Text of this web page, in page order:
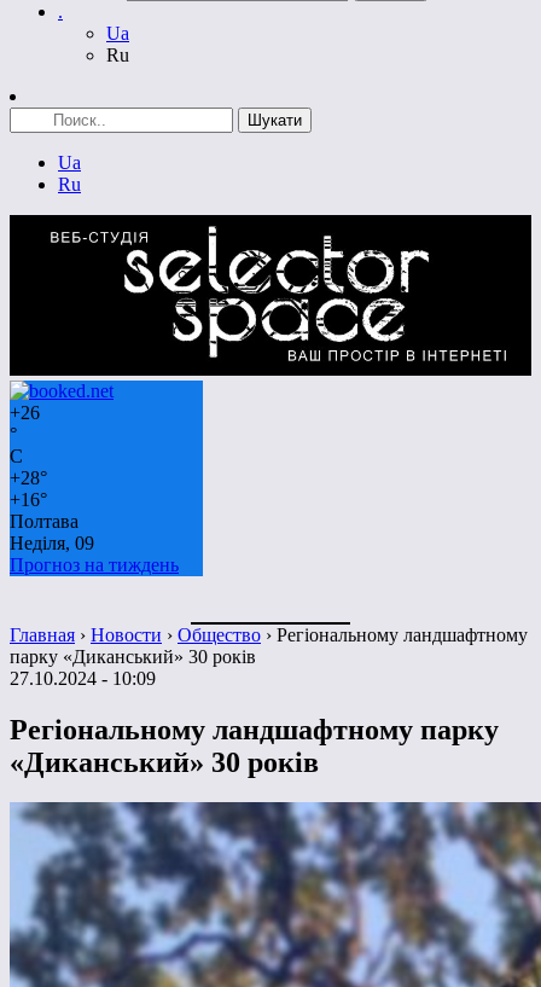
.
Ua
Ru
Ua
Ru
+26
°
C
+28°
+16°
Полтава
Неділя, 09
Прогноз на тиждень
Главная › Новости › Общество › Регіональному ландшафтному
парку «Диканський» 30 років
27.10.2024 - 10:09
Регіональному ландшафтному парку
«Диканський» 30 років